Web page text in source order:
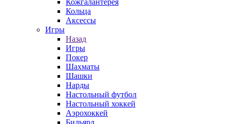
Кожгалантерея
Кольца
Аксессы
Игры
Назад
Игры
Покер
Шахматы
Шашки
Нарды
Настольный футбол
Настольный хоккей
Аэрохоккей
Бильярд